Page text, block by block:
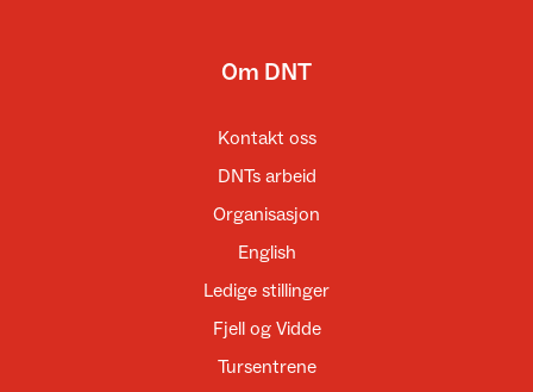
Om DNT
Kontakt oss
DNTs arbeid
Organisasjon
English
Ledige stillinger
Fjell og Vidde
Tursentrene